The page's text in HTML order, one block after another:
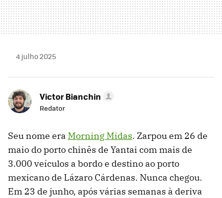
4 julho 2025
Victor Bianchin
Redator
Seu nome era Morning Midas. Zarpou em 26 de
maio do porto chinês de Yantai com mais de
3.000 veículos a bordo e destino ao porto
mexicano de Lázaro Cárdenas. Nunca chegou.
Em 23 de junho, após várias semanas à deriva